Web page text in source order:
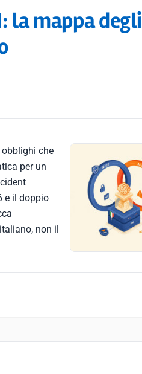
la mappa degli
obblighi che
per un
e il doppio
non il